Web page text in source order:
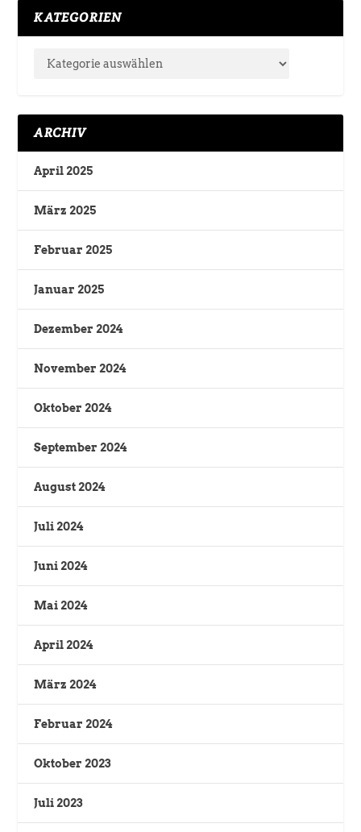
KATEGORIEN
ARCHIV
April 2025
März 2025
Februar 2025
Januar 2025
Dezember 2024
November 2024
Oktober 2024
September 2024
August 2024
Juli 2024
Juni 2024
Mai 2024
April 2024
März 2024
Februar 2024
Oktober 2023
Juli 2023